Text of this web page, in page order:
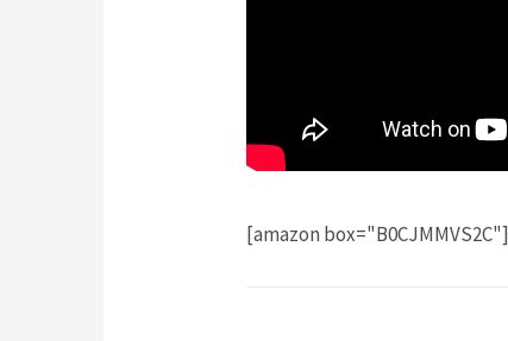
[amazon box="B0CJMMVS2C"]